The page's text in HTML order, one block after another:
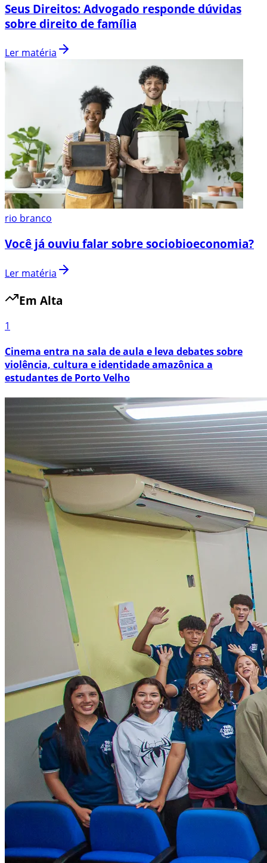
Seus Direitos: Advogado responde dúvidas
sobre direito de família
Ler matéria
rio branco
Você já ouviu falar sobre sociobioeconomia?
Ler matéria
Em Alta
1
Cinema entra na sala de aula e leva debates sobre
violência, cultura e identidade amazônica a
estudantes de Porto Velho